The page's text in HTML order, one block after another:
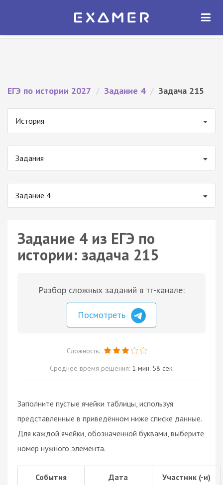
Экзамер — ЕГЭ 2027
ОТКРЫТЬ
ЕГЭ по истории 2027 / Задание 4 / Задача 215
История
Задания
Задание 4
Задание 4 из ЕГЭ по
истории: задача 215
Разбор сложных заданий в тг-канале:
Посмотреть
Сложность:
Среднее время решения: 1 мин. 58 сек.
Заполните пустые ячейки таблицы, используя
представленные в приведённом ниже списке данные.
Для каждой ячейки, обозначенной буквами, выберите
номер нужного элемента.
События Дата Участник (-и)